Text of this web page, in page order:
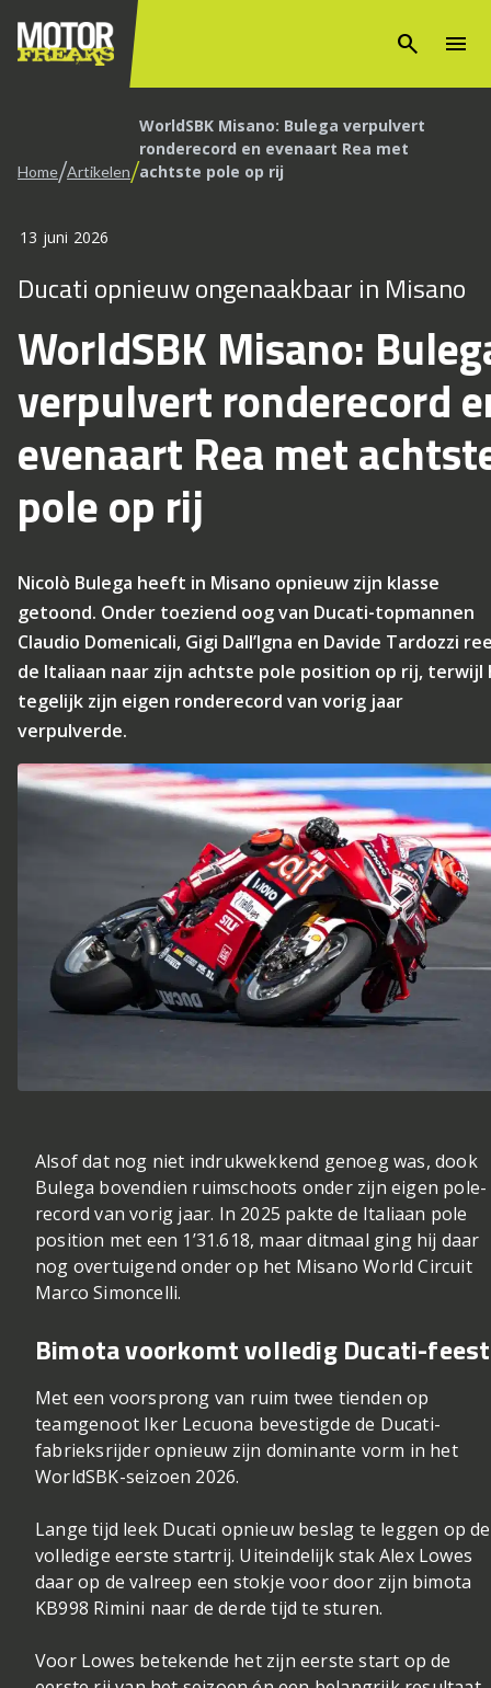
search menu
Home/Artikelen/
WorldSBK Misano: Bulega verpulvert
ronderecord en evenaart Rea met
achtste pole op rij
13 juni 2026
Ducati opnieuw ongenaakbaar in Misano
WorldSBK Misano:
verpulvert ronderecord
evenaart Rea met
pole op rij
Nicolò Bulega heeft in Misano opnieuw zijn klasse
getoond. Onder toeziend oog van Ducati-topmannen
Claudio Domenicali, Gigi Dall’Igna en Davide Tardozzi
de Italiaan naar zijn achtste pole position op rij, terwijl
tegelijk zijn eigen ronderecord van vorig jaar
verpulverde.
Alsof dat nog niet indrukwekkend genoeg was, dook
Bulega bovendien ruimschoots onder zijn eigen pole-
record van vorig jaar. In 2025 pakte de Italiaan pole
position met een 1’31.618, maar ditmaal ging hij daar
nog overtuigend onder op het Misano World Circuit
Marco Simoncelli.
Bimota voorkomt volledig Ducati-feest
Met een voorsprong van ruim twee tienden op
teamgenoot Iker Lecuona bevestigde de Ducati-
fabrieksrijder opnieuw zijn dominante vorm in het
WorldSBK-seizoen 2026.
Lange tijd leek Ducati opnieuw beslag te leggen op de
volledige eerste startrij. Uiteindelijk stak Alex Lowes
daar op de valreep een stokje voor door zijn bimota
KB998 Rimini naar de derde tijd te sturen.
Voor Lowes betekende het zijn eerste start op de